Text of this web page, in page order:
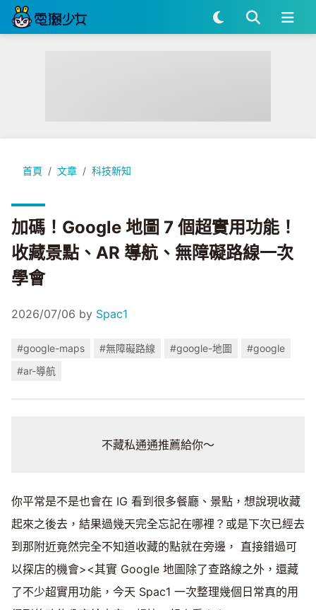
首頁 文章 科技新知
加碼！Google 地圖 7 個超實用功能！收藏景點、AR 導航、無
加碼！Google 地圖 7 個超實用功能！
收藏景點、AR 導航、無障礙路線一次
學會
2026/07/06 by Spac1
#google-maps #無障礙路線 #google-地圖
#google
#ar-導航
不藏私通通推薦給你～
你平常是不是也會在 IG 看到很多餐廳、景點，想說現收藏
起來之後去，結果過幾天完全忘記在哪裡？或是下次已經去
到那附近竟然完全不知道收藏的點就在旁邊， 直接錯過可
以探店的機會><其實 Google 地圖除了查路線之外，還藏
了不少超實用功能，今天 Spac1 一次整理幾個日常真的用